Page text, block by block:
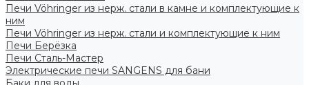
Печи Vöhringer из нерж. стали в камне и комплектующие к
ним
Печи Vöhringer из нерж. стали и комплектующие к ним
Печи Берёзка
Печи Сталь-Мастер
Электрические печи SANGENS для бани